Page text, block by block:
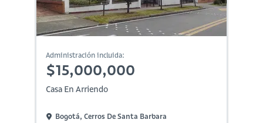
Administración incluida:
$15,000,000
Casa En Arriendo
Bogotá, Cerros De Santa Barbara